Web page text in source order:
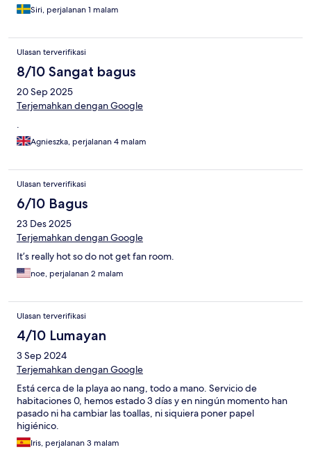
Siri, perjalanan 1 malam
Ulasan terverifikasi
8/10 Sangat bagus
20 Sep 2025
Terjemahkan dengan Google
.
Agnieszka, perjalanan 4 malam
Ulasan terverifikasi
6/10 Bagus
23 Des 2025
Terjemahkan dengan Google
It’s really hot so do not get fan room.
noe, perjalanan 2 malam
Ulasan terverifikasi
4/10 Lumayan
3 Sep 2024
Terjemahkan dengan Google
Está cerca de la playa ao nang, todo a mano. Servicio de
habitaciones 0, hemos estado 3 días y en ningún momento han
pasado ni ha cambiar las toallas, ni siquiera poner papel
higiénico.
Iris, perjalanan 3 malam